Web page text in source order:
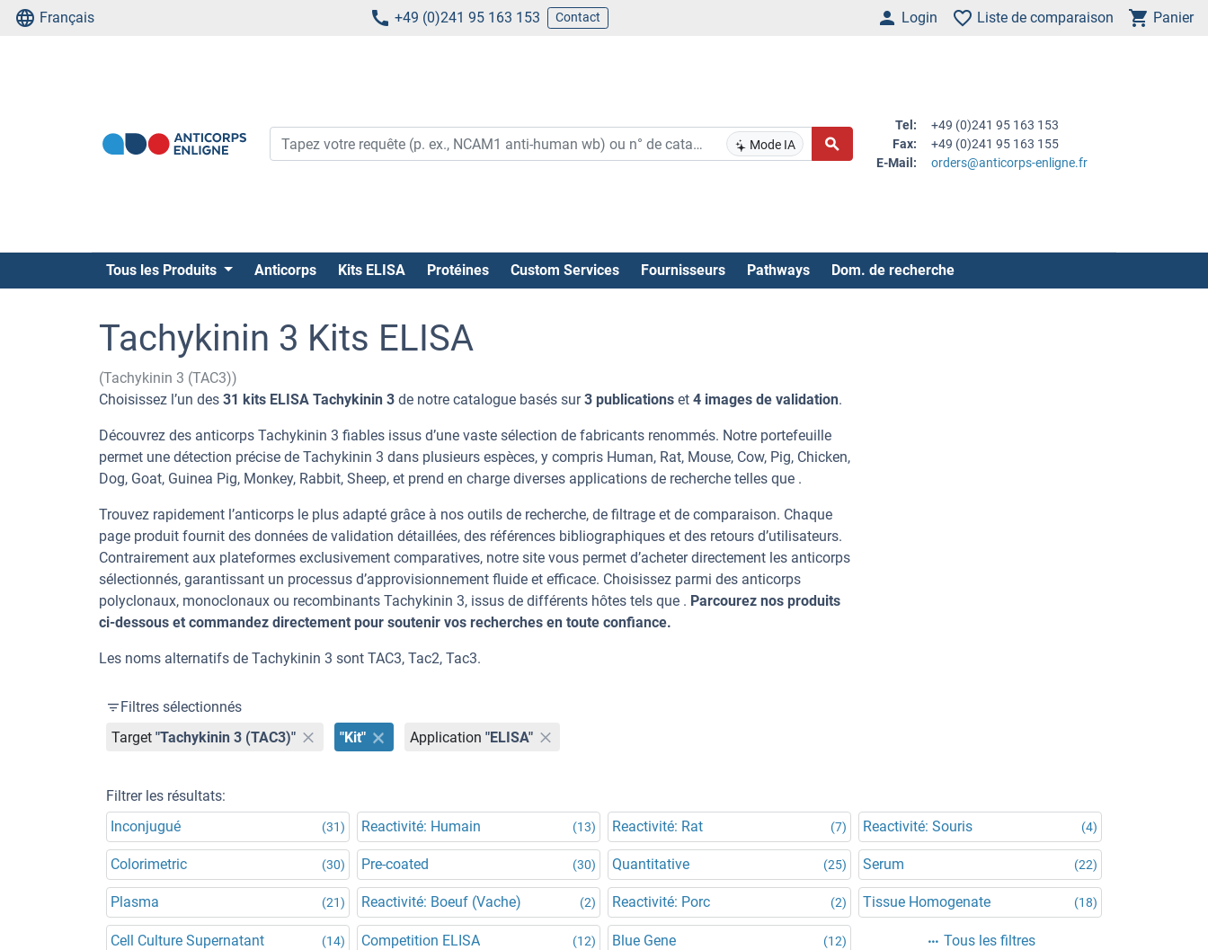
Français +49 (0)241 95 163 153 Contact Login Liste de comparaison Panier
Mode IA
Tel:
+49 (0)241 95 163 153
Fax:
+49 (0)241 95 163 155
E-Mail:
orders@anticorps-enligne.fr
Tous les Produits Anticorps Kits ELISA Protéines Custom Services Fournisseurs Pathways Dom. de recherche
Tachykinin 3 Kits ELISA
(Tachykinin 3 (TAC3))
Choisissez l’un des 31 kits ELISA Tachykinin 3 de notre catalogue basés sur3 publications et 4 images de validation.
Découvrez des anticorps Tachykinin 3 fiables issus d’une vaste sélection de fabricants renommés. Notre portefeuille
permet une détection précise de Tachykinin 3 dans plusieurs espèces, y compris Human, Rat, Mouse, Cow, Pig, Chicken,
Dog, Goat, Guinea Pig, Monkey, Rabbit, Sheep, et prend en charge diverses applications de recherche telles que .
Trouvez rapidement l’anticorps le plus adapté grâce à nos outils de recherche, de filtrage et de comparaison. Chaque
page produit fournit des données de validation détaillées, des références bibliographiques et des retours d’utilisateurs.
Contrairement aux plateformes exclusivement comparatives, notre site vous permet d’acheter directement les anticorps
sélectionnés, garantissant un processus d’approvisionnement fluide et efficace. Choisissez parmi des anticorps
polyclonaux, monoclonaux ou recombinants Tachykinin 3, issus de différents hôtes tels que . Parcourez nos produits
ci-dessous et commandez directement pour soutenir vos recherches en toute confiance.
Les noms alternatifs de Tachykinin 3 sont TAC3, Tac2, Tac3.
Filtres sélectionnés
Target "Tachykinin 3 (TAC3)" "Kit" Application "ELISA"
Filtrer les résultats:
Inconjugué
(31) Reactivité: Humain (13) Reactivité: Rat (7) Reactivité: Souris (4)
Colorimetric (30) Pre-coated (30) Quantitative (25) Serum (22)
Plasma (21) Reactivité: Boeuf (Vache) (2) Reactivité: Porc (2) Tissue Homogenate (18)
Cell Culture Supernatant (14) Competition ELISA (12) Blue Gene (12) Tous les filtres